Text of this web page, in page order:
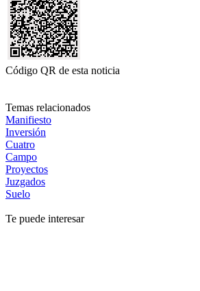
Código QR de esta noticia
Temas relacionados
Manifiesto
Inversión
Cuatro
Campo
Proyectos
Juzgados
Suelo
Te puede interesar